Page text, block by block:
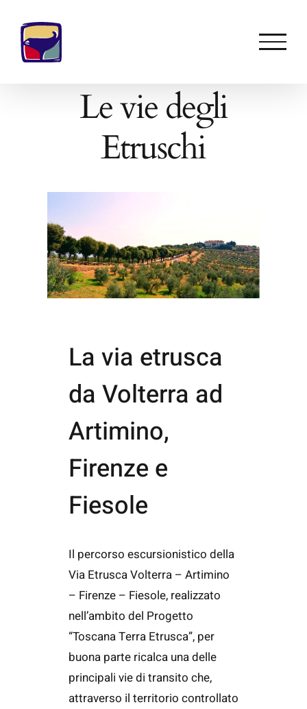
contenuto
Le vie degli
Etruschi
La via etrusca
da Volterra ad
Artimino,
Firenze e
Fiesole
Il percorso escursionistico della
Via Etrusca Volterra – Artimino
– Firenze – Fiesole, realizzato
nell’ambito del Progetto
“Toscana Terra Etrusca”, per
buona parte ricalca una delle
principali vie di transito che,
attraverso il territorio controllato